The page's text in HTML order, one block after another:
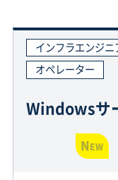
インフラエンジニ
オペレーター
Windowsサ
NEW